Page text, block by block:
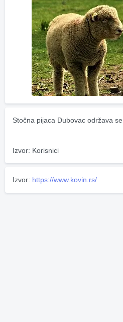
Stočna pijaca Dubovac održava
Izvor: Korisnici
Izvor: https://www.kovin.rs/